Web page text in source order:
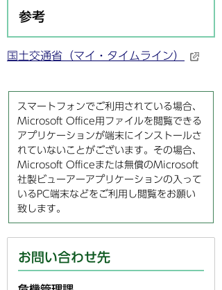
参考
国土交通省（マイ・タイムライン）
スマートフォンでご利用されている場合、
Microsoft Office用ファイルを閲覧できる
アプリケーションが端末にインストールさ
れていないことがございます。その場合、
Microsoft Officeまたは無償のMicrosoft
社製ビューアーアプリケーションの入って
いるPC端末などをご利用し閲覧をお願い
致します。
お問い合わせ先